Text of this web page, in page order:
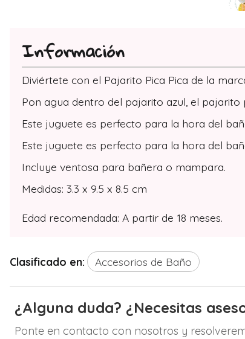
Información
Diviértete con el Pajarito Pica Pica de la
Pon agua dentro del pajarito azul, el
Este juguete es perfecto para la hora del
Este juguete es perfecto para la hora del
Incluye ventosa para bañera o mampara.
Medidas: 3.3 x 9.5 x 8.5 cm
Edad recomendada: A partir de 18 meses.
Clasificado en: Accesorios de Baño
¿Alguna duda? ¿Necesitas
Ponte en contacto con nosotros y